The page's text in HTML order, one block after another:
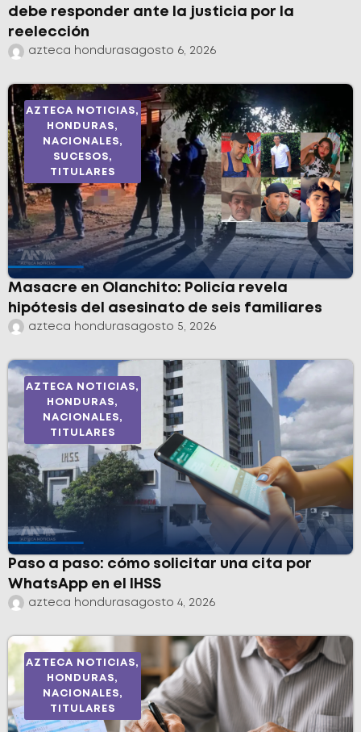
debe responder ante la justicia por la
reelección
azteca hondurasagosto 6, 2026
AZTECA NOTICIAS,
HONDURAS,
NACIONALES,
SUCESOS,
TITULARES
Masacre en Olanchito: Policía revela
hipótesis del asesinato de seis familiares
azteca hondurasagosto 5, 2026
AZTECA NOTICIAS,
HONDURAS,
NACIONALES,
TITULARES
Paso a paso: cómo solicitar una cita por
WhatsApp en el IHSS
azteca hondurasagosto 4, 2026
AZTECA NOTICIAS,
HONDURAS,
NACIONALES,
TITULARES